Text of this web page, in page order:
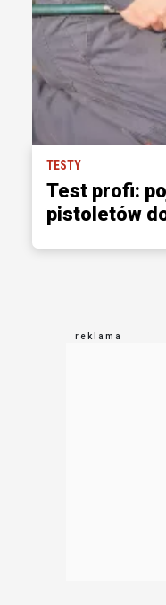
TESTY
Test profi:
pistoletów